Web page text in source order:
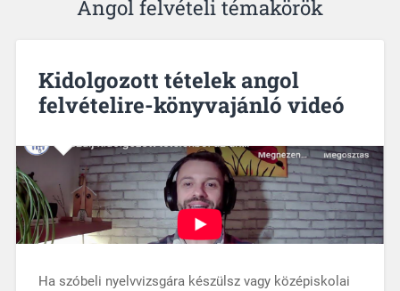
Angol felvételi témakörök
Kidolgozott tételek angol
felvételire-könyvajánló videó
Ha szóbeli nyelvvizsgára készülsz vagy középiskolai